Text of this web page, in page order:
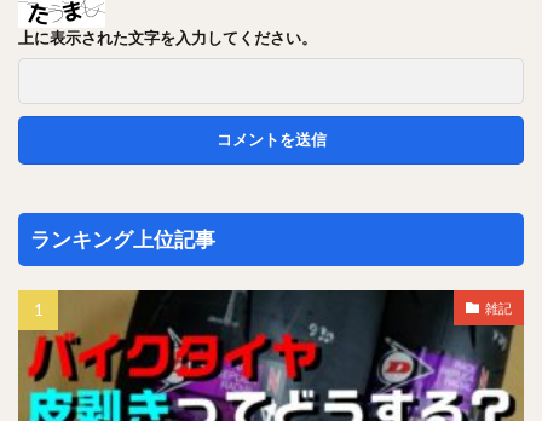
上に表示された文字を入力してください。
ランキング上位記事
雑記